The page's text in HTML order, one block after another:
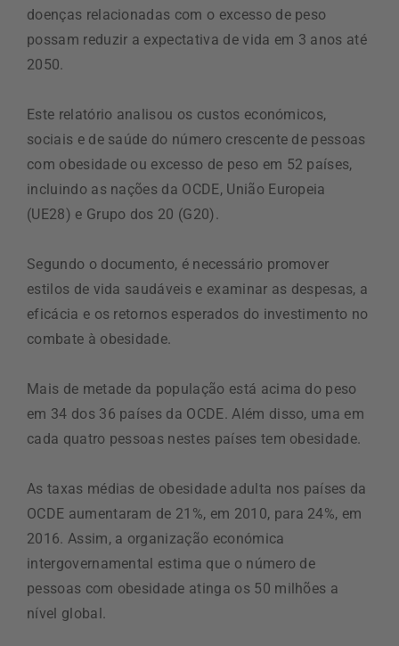
doenças relacionadas com o excesso de peso
possam reduzir a expectativa de vida em 3 anos até
2050.
Este relatório analisou os custos económicos,
sociais e de saúde do número crescente de pessoas
com obesidade ou excesso de peso em 52 países,
incluindo as nações da OCDE, União Europeia
(UE28) e Grupo dos 20 (G20).
Segundo o documento, é necessário promover
estilos de vida saudáveis e examinar as despesas, a
eficácia e os retornos esperados do investimento no
combate à obesidade.
Mais de metade da população está acima do peso
em 34 dos 36 países da OCDE. Além disso, uma em
cada quatro pessoas nestes países tem obesidade.
As taxas médias de obesidade adulta nos países da
OCDE aumentaram de 21%, em 2010, para 24%, em
2016. Assim, a organização económica
intergovernamental estima que o número de
pessoas com obesidade atinga os 50 milhões a
nível global.